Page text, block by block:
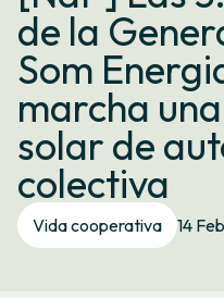
Servizos
Empresas
La cooperativa
Contacto
Trámites
Oficina virtual
Idioma: ES CA GL EU
de la
Som
marcha
solar de
colectiva
Vida cooperativa 14